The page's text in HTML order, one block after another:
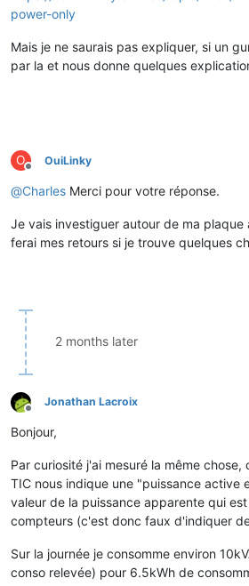
power-only
Mais je ne saurais pas expliquer, si un
par la et nous donne quelques
O
Offline
OuiLinky
@Charles Merci pour votre réponse.
Je vais investiguer autour de ma plaque
ferai mes retours si je trouve quelques
2 months later
Offline
Jonathan Lacroix
Bonjour,
Par curiosité j'ai mesuré la même
TIC nous indique une "puissance active
valeur de la puissance apparente qui
compteurs (c'est donc faux d'indiquer
Sur la journée je consomme environ
conso relevée) pour 6.5kWh de